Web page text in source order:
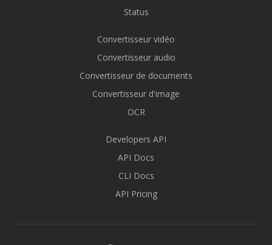
Status
Convertisseur vidéo
Convertisseur audio
Convertisseur de documents
Convertisseur d'image
OCR
Developers API
API Docs
CLI Docs
API Pricing